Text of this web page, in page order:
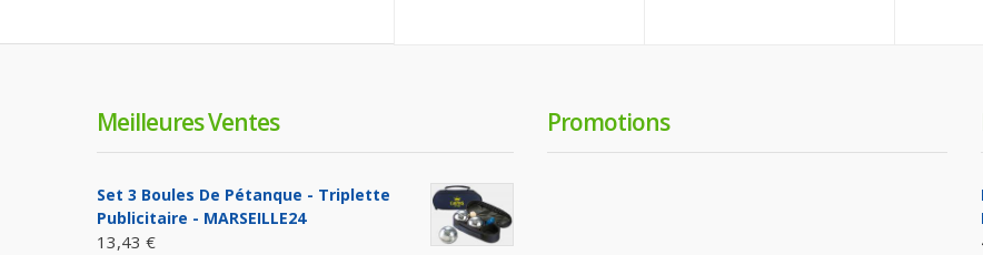
Meilleures Ventes
Set 3 Boules De Pétanque - Triplette
Publicitaire - MARSEILLE24
13,43 €
Promotions